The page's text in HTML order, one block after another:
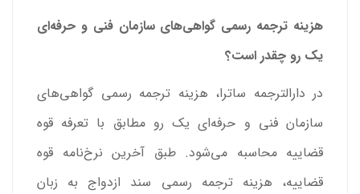
هزینه ترجمه رسمی گواهی‌های سازمان فنی و حرفه‌ای
یک رو چقدر است؟
در دارالترجمه ساترا، هزینه ترجمه رسمی گواهی‌های
سازمان فنی و حرفه‌ای یک رو مطابق با تعرفه قوه
قضاییه محاسبه می‌شود. طبق آخرین نرخ‌نامه قوه
قضاییه، هزینه ترجمه رسمی سند ازدواج به زبان